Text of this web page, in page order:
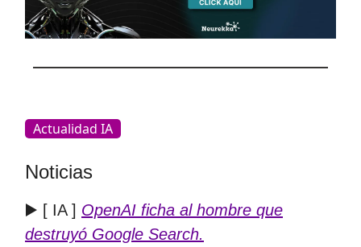
Actualidad IA
Noticias
▶️ [ IA ] OpenAI ficha al hombre que
destruyó Google Search.